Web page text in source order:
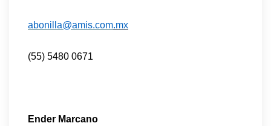
abonilla@amis.com.mx
(55) 5480 0671
Ender Marcano